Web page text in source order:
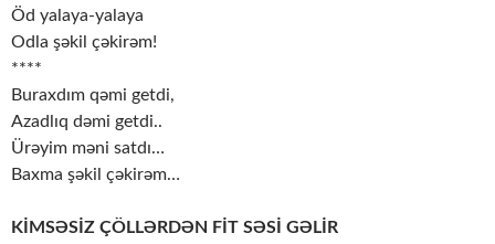
Öd yalaya-yalaya
Odla şəkil çəkirəm!
****
Buraxdım qəmi getdi,
Azadlıq dəmi getdi..
Ürəyim məni satdı…
Baxma şəkil çəkirəm…
KİMSƏSİZ ÇÖLLƏRDƏN FİT SƏSİ GƏLİR